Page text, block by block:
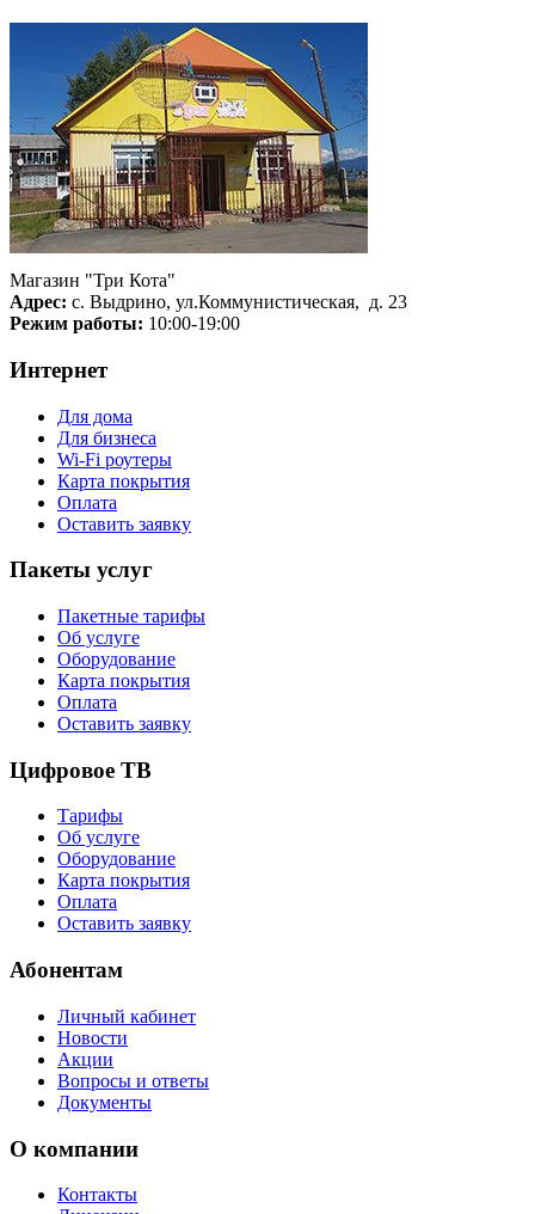
Магазин "Три Кота"
Адрес: с. Выдрино, ул.Коммунистическая, д. 23
Режим работы: 10:00-19:00
Интернет
Для дома
Для бизнеса
Wi-Fi роутеры
Карта покрытия
Оплата
Оставить заявку
Пакеты услуг
Пакетные тарифы
Об услуге
Оборудование
Карта покрытия
Оплата
Оставить заявку
Цифровое ТВ
Тарифы
Об услуге
Оборудование
Карта покрытия
Оплата
Оставить заявку
Абонентам
Личный кабинет
Новости
Акции
Вопросы и ответы
Документы
О компании
Контакты